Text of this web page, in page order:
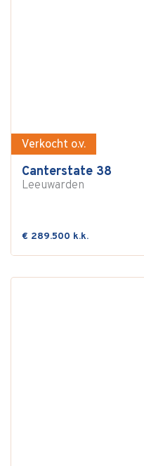
Verkocht o.v.
Canterstate 38
Leeuwarden
€ 289.500 k.k.